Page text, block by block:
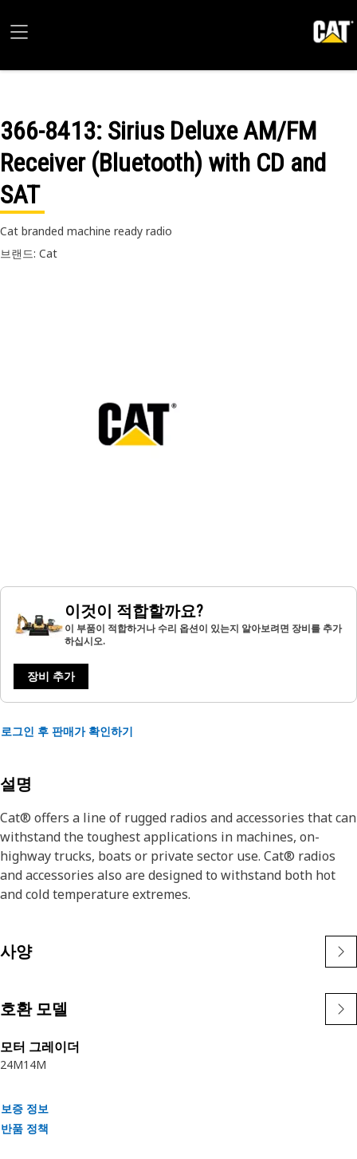
366-8413: Sirius Deluxe AM/FM
Receiver (Bluetooth) with CD and
SAT
Cat branded machine ready radio
브랜드: Cat
이것이 적합할까요?
이 부품이 적합하거나 수리 옵션이 있는지 알아보려면 장비를 추가
하십시오.
장비 추가
로그인 후 판매가 확인하기
설명
Cat® offers a line of rugged radios and accessories that can
withstand the toughest applications in machines, on-
highway trucks, boats or private sector use. Cat® radios
and accessories also are designed to withstand both hot
and cold temperature extremes.
사양
호환 모델
모터 그레이더
24M14M
보증 정보
반품 정책